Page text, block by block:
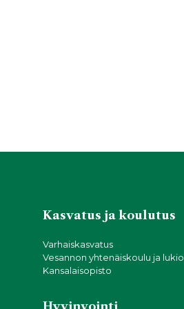
Kasvatus ja koulutus
Varhaiskasvatus
Vesannon yhtenäiskoulu ja lukio
Kansalaisopisto